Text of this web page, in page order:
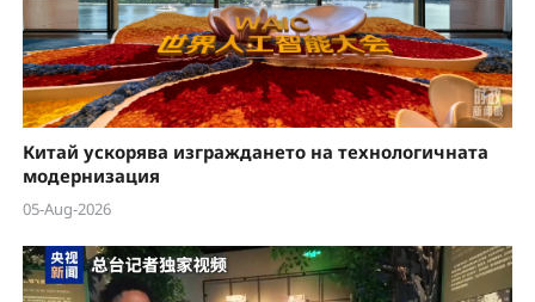
Китай ускорява изграждането на технологичната
модернизация
05-Aug-2026